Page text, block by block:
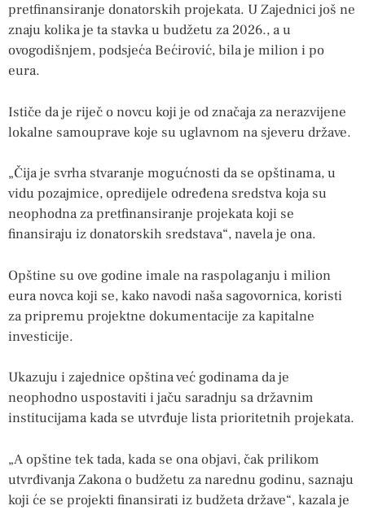
pretfinansiranje donatorskih projekata. U Zajednici još ne
znaju kolika je ta stavka u budžetu za 2026., a u
ovogodišnjem, podsjeća Bećirović, bila je milion i po
eura.
Ističe da je riječ o novcu koji je od značaja za nerazvijene
lokalne samouprave koje su uglavnom na sjeveru države.
„Čija je svrha stvaranje mogućnosti da se opštinama, u
vidu pozajmice, opredijele određena sredstva koja su
neophodna za pretfinansiranje projekata koji se
finansiraju iz donatorskih sredstava“, navela je ona.
Opštine su ove godine imale na raspolaganju i milion
eura novca koji se, kako navodi naša sagovornica, koristi
za pripremu projektne dokumentacije za kapitalne
investicije.
Ukazuju i zajednice opština već godinama da je
neophodno uspostaviti i jaču saradnju sa državnim
institucijama kada se utvrđuje lista prioritetnih projekata.
„A opštine tek tada, kada se ona objavi, čak prilikom
utvrđivanja Zakona o budžetu za narednu godinu, saznaju
koji će se projekti finansirati iz budžeta države“, kazala je